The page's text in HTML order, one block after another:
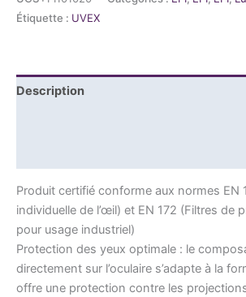
Étiquette : UVEX
Description
Produit certifié conforme aux normes EN
individuelle de l’œil) et EN 172 (Filtres de
pour usage industriel)
Protection des yeux optimale : le
directement sur l’oculaire s’adapte à la
offre une protection contre les